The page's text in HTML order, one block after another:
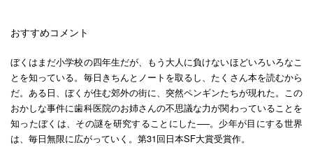
おすすめコメント
ぼくはまだ小学校の四年生だが、もう大人に負けないほどいろいろなこ
とを知っている。毎日きちんとノートを取るし、たくさん本を読むから
だ。ある日、ぼくが住む郊外の街に、突然ペンギンたちが現れた。この
おかしな事件に歯科医院のお姉さんの不思議な力が関わっていることを
知ったぼくは、その謎を研究することにした──。少年が目にする世界
は、毎日無限に広がっていく。第31回日本SF大賞受賞作。